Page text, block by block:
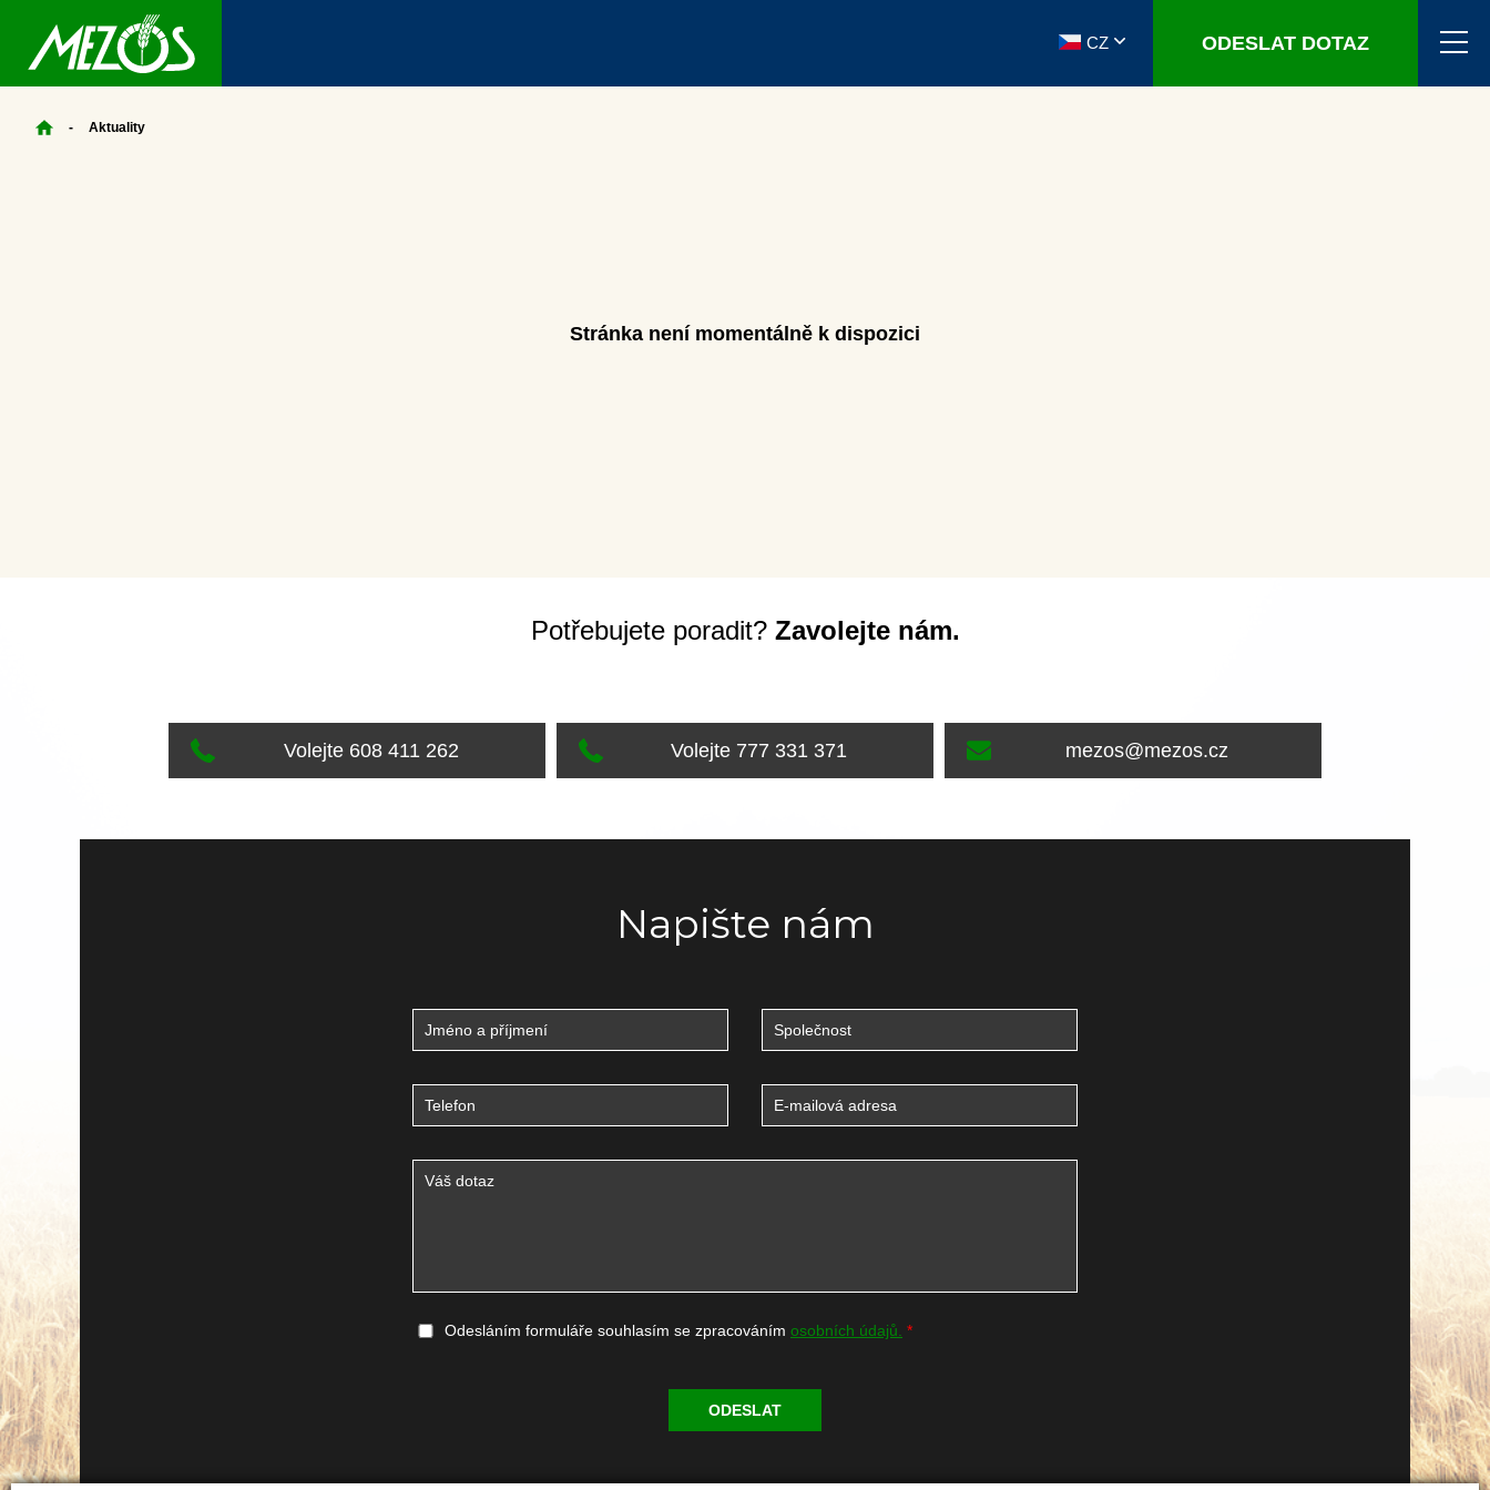
CZ ODESLAT DOTAZ
Aktuality
Stránka není momentálně k dispozici
Potřebujete poradit? Zavolejte nám.
Volejte 608 411 262 Volejte 777 331 371 mezos@mezos.cz
Napište nám
Odesláním formuláře souhlasím se zpracováním osobních údajů.